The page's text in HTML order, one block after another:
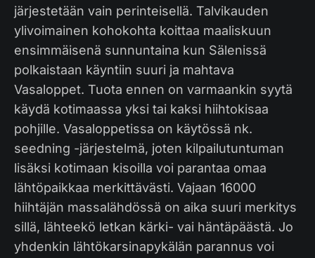
järjestetään vain perinteisellä. Talvikauden
ylivoimainen kohokohta koittaa maaliskuun
ensimmäisenä sunnuntaina kun Sälenissä
polkaistaan käyntiin suuri ja mahtava
Vasaloppet. Tuota ennen on varmaankin syytä
käydä kotimaassa yksi tai kaksi hiihtokisaa
pohjille. Vasaloppetissa on käytössä nk.
seedning -järjestelmä, joten kilpailutuntuman
lisäksi kotimaan kisoilla voi parantaa omaa
lähtöpaikkaa merkittävästi. Vajaan 16000
hiihtäjän massalähdössä on aika suuri merkitys
sillä, lähteekö letkan kärki- vai häntäpäästä. Jo
yhdenkin lähtökarsinapykälän parannus voi